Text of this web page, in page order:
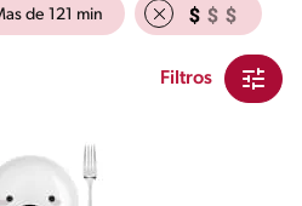
de 121 min
Filtros